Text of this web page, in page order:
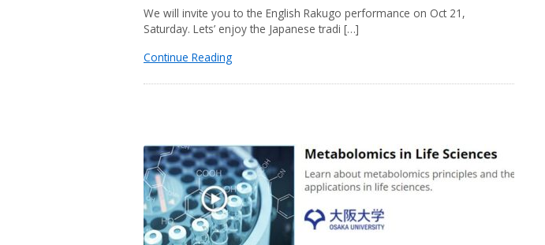
We will invite you to the English Rakugo performance on Oct 21,
Saturday. Lets’ enjoy the Japanese tradi […]
Continue Reading